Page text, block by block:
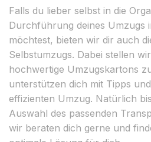
Falls du lieber selbst in die
Durchführung deines Umzugs
möchtest, bieten wir dir auch
Selbstumzugs. Dabei stellen
hochwertige Umzugskartons
unterstützen dich mit Tipps
effizienten Umzug. Natürlich
Auswahl des passenden
wir beraten dich gerne und